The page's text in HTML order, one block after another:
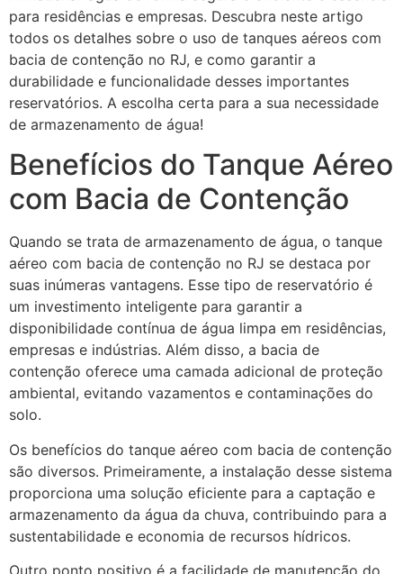
para residências e empresas. Descubra neste artigo
todos os detalhes sobre o uso de tanques aéreos com
bacia de contenção no RJ, e como garantir a
durabilidade e funcionalidade desses importantes
reservatórios. A escolha certa para a sua necessidade
de armazenamento de água!
Benefícios do Tanque Aéreo
com Bacia de Contenção
Quando se trata de armazenamento de água, o tanque
aéreo com bacia de contenção no RJ se destaca por
suas inúmeras vantagens. Esse tipo de reservatório é
um investimento inteligente para garantir a
disponibilidade contínua de água limpa em residências,
empresas e indústrias. Além disso, a bacia de
contenção oferece uma camada adicional de proteção
ambiental, evitando vazamentos e contaminações do
solo.
Os benefícios do tanque aéreo com bacia de contenção
são diversos. Primeiramente, a instalação desse sistema
proporciona uma solução eficiente para a captação e
armazenamento da água da chuva, contribuindo para a
sustentabilidade e economia de recursos hídricos.